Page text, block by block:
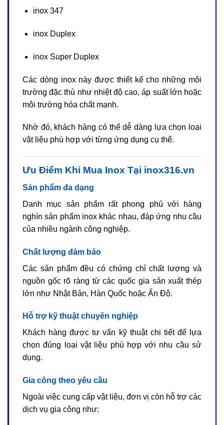
inox 347
inox Duplex
inox Super Duplex
Các dòng inox này được thiết kế cho những môi
trường đặc thù như nhiệt độ cao, áp suất lớn hoặc
môi trường hóa chất mạnh.
Nhờ đó, khách hàng có thể dễ dàng lựa chọn loại
vật liệu phù hợp với từng ứng dụng cụ thể.
Ưu Điểm Khi Mua Inox Tại inox316.vn
Sản phẩm đa dạng
Danh mục sản phẩm rất phong phú với hàng
nghìn sản phẩm inox khác nhau, đáp ứng nhu cầu
của nhiều ngành công nghiệp.
Chất lượng đảm bảo
Các sản phẩm đều có chứng chỉ chất lượng và
nguồn gốc rõ ràng từ các quốc gia sản xuất thép
lớn như Nhật Bản, Hàn Quốc hoặc Ấn Độ.
Hỗ trợ kỹ thuật chuyên nghiệp
Khách hàng được tư vấn kỹ thuật chi tiết để lựa
chọn đúng loại vật liệu phù hợp với nhu cầu sử
dụng.
Gia công theo yêu cầu
Ngoài việc cung cấp vật liệu, đơn vị còn hỗ trợ các
dịch vụ gia công như: